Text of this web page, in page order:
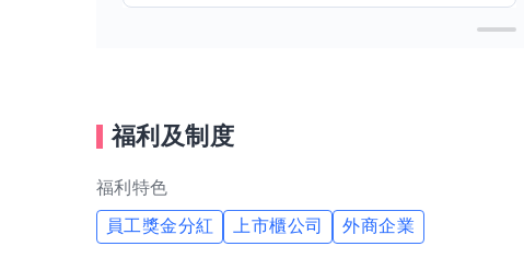
福利及制度
福利特色
員工獎金分紅 上市櫃公司 外商企業